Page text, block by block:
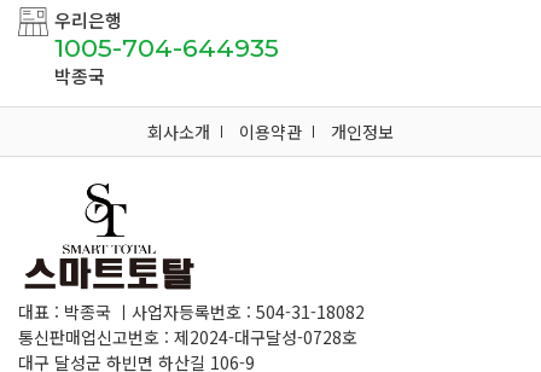
우리은행
1005-704-644935
박종국
회사소개 이용약관 개인정보
대표 : 박종국 ㅣ사업자등록번호 : 504-31-18082
통신판매업신고번호 : 제2024-대구달성-0728호
대구 달성군 하빈면 하산길 106-9